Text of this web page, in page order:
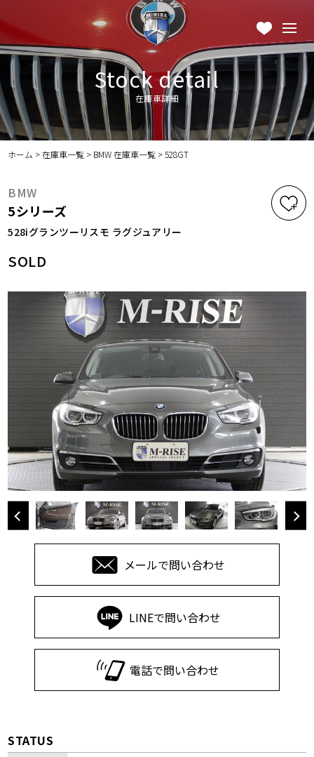
Stock detail
在庫車詳細
ホーム >在庫車一覧 > BMW 在庫車一覧 >528GT
BMW
5シリーズ
528iグランツーリスモ ラグジュアリー
SOLD
メールで問い合わせ
LINEで問い合わせ
電話で問い合わせ
STATUS